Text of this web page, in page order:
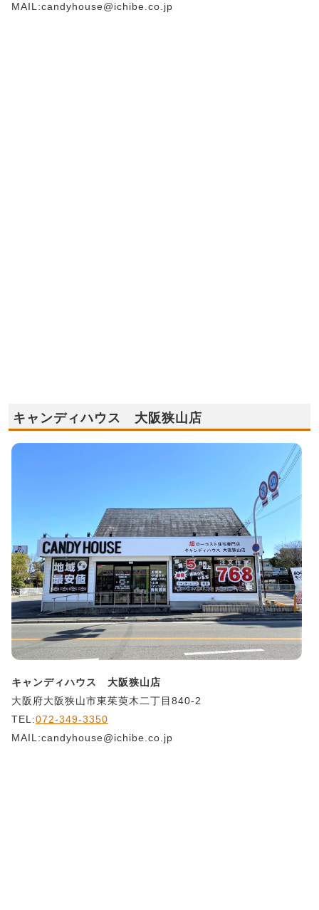
MAIL:candyhouse@ichibe.co.jp
キャンディハウス 大阪狭山店
キャンディハウス 大阪狭山店
大阪府大阪狭山市東茱萸木二丁目840-2
TEL:072-349-3350
MAIL:candyhouse@ichibe.co.jp